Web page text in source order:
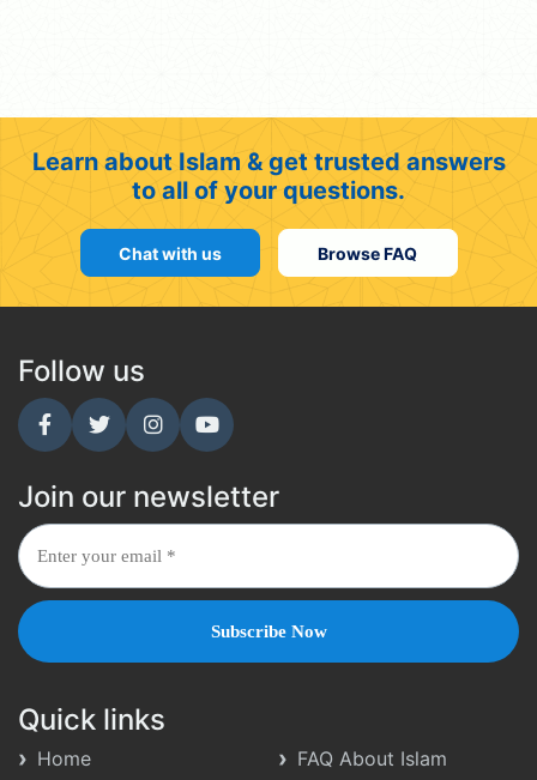
Learn about Islam & get trusted answers
to all of your questions.
Chat with us Browse FAQ
Follow us
Join our newsletter
Quick links
Home FAQ About Islam